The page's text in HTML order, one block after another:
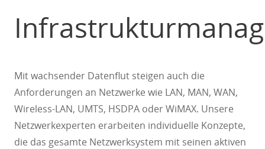
Mit wachsender Datenflut steigen auch die
Anforderungen an Netzwerke wie LAN, MAN, WAN,
Wireless-LAN, UMTS, HSDPA oder WiMAX. Unsere
Netzwerkexperten erarbeiten individuelle Konzepte,
die das gesamte Netzwerksystem mit seinen aktiven